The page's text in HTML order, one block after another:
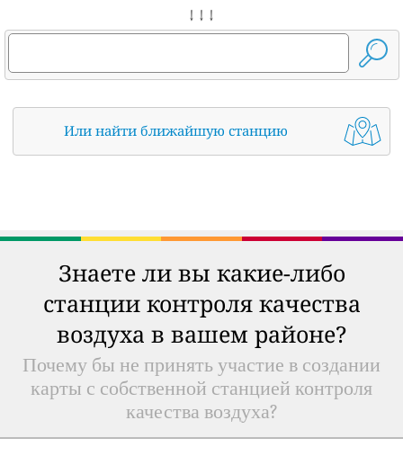
↓ ↓ ↓
Или найти ближайшую станцию
Знаете ли вы какие-либо
станции контроля качества
воздуха в вашем районе?
Почему бы не принять участие в создании
карты с собственной станцией контроля
качества воздуха?